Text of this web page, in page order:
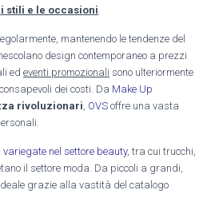
stili e le occasioni
mantenendo le tendenze del
design contemporaneo a prezzi
ed eventi promozionali sono ulteriormente
dei costi. Da Make Up
rivoluzionari OVS offre una vasta
variegate nel settore beauty, tra cui trucchi,
il settore moda. Da piccoli a grandi,
grazie alla vastità del catalogo